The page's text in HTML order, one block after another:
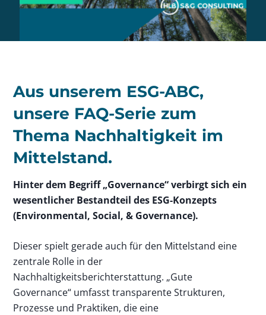
Aus unserem ESG-ABC,
unsere FAQ-Serie zum
Thema Nachhaltigkeit im
Mittelstand.
Hinter dem Begriff „Governance“ verbirgt sich ein
wesentlicher Bestandteil des ESG-Konzepts
(Environmental, Social, & Governance).
Dieser spielt gerade auch für den Mittelstand eine
zentrale Rolle in der
Nachhaltigkeitsberichterstattung. „Gute
Governance“ umfasst transparente Strukturen,
Prozesse und Praktiken, die eine